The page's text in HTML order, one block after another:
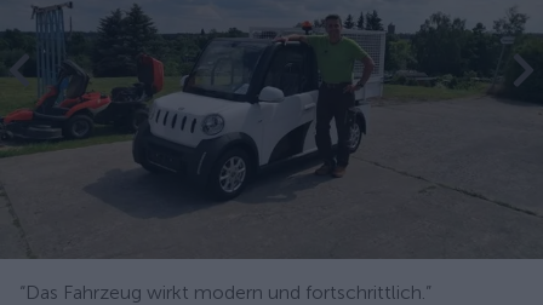
“Das Fahrzeug wirkt modern und fortschrittlich.”